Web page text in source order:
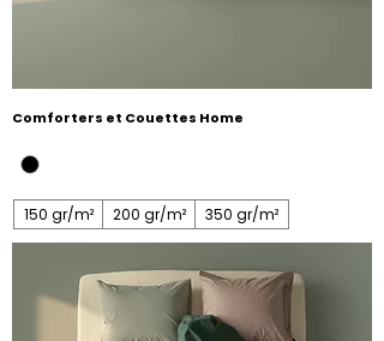
Comforters et Couettes Home
150 gr/m² 200 gr/m² 350 gr/m²